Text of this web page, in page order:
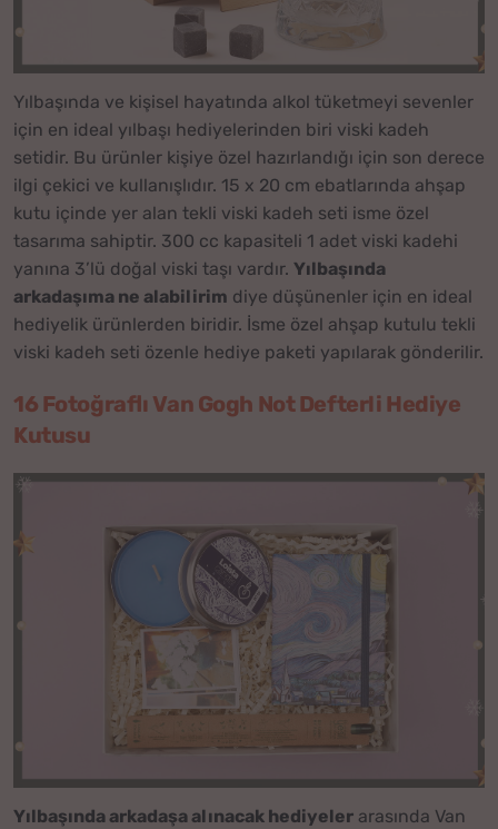
Yılbaşında ve kişisel hayatında alkol tüketmeyi sevenler
için en ideal yılbaşı hediyelerinden biri viski kadeh
setidir. Bu ürünler kişiye özel hazırlandığı için son derece
ilgi çekici ve kullanışlıdır. 15 x 20 cm ebatlarında ahşap
kutu içinde yer alan tekli viski kadeh seti isme özel
tasarıma sahiptir. 300 cc kapasiteli 1 adet viski kadehi
yanına 3’lü doğal viski taşı vardır. Yılbaşında
arkadaşıma ne alabilirim diye düşünenler için en ideal
hediyelik ürünlerden biridir. İsme özel ahşap kutulu tekli
viski kadeh seti özenle hediye paketi yapılarak gönderilir.
16 Fotoğraflı Van Gogh Not Defterli Hediye
Kutusu
Yılbaşında arkadaşa alınacak hediyeler arasında Van